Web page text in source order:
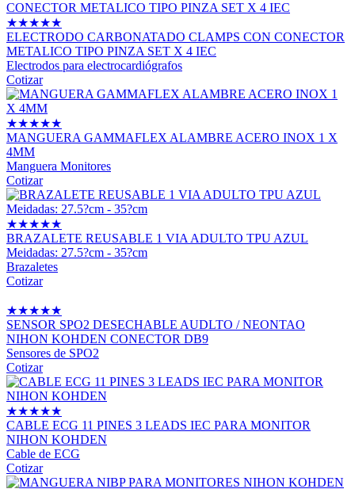
★★★★★
ELECTRODO CARBONATADO CLAMPS CON CONECTOR
METALICO TIPO PINZA SET X 4 IEC
Electrodos para electrocardiógrafos
Cotizar
★★★★★
MANGUERA GAMMAFLEX ALAMBRE ACERO INOX 1 X
4MM
Manguera Monitores
Cotizar
★★★★★
BRAZALETE REUSABLE 1 VIA ADULTO TPU AZUL
Meidadas: 27.5?cm - 35?cm
Brazaletes
Cotizar
★★★★★
SENSOR SPO2 DESECHABLE AUDLTO / NEONTAO
NIHON KOHDEN CONECTOR DB9
Sensores de SPO2
Cotizar
★★★★★
CABLE ECG 11 PINES 3 LEADS IEC PARA MONITOR
NIHON KOHDEN
Cable de ECG
Cotizar